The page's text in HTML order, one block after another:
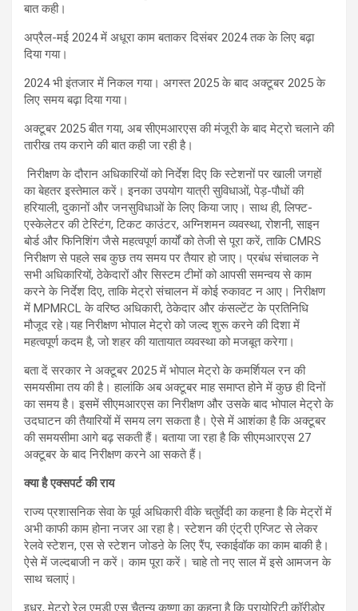
बात कही।
अप्रैल-मई 2024 में अधूरा काम बताकर दिसंबर 2024 तक के लिए बढ़ा
दिया गया।
2024 भी इंतजार में निकल गया। अगस्त 2025 के बाद अक्टूबर 2025 के
लिए समय बढ़ा दिया गया।
अक्टूबर 2025 बीत गया, अब सीएमआरएस की मंजूरी के बाद मेट्रो चलाने की
तारीख तय कराने की बात कही जा रही है।
निरीक्षण के दौरान अधिकारियों को निर्देश दिए कि स्टेशनों पर खाली जगहों
का बेहतर इस्तेमाल करें। इनका उपयोग यात्री सुविधाओं, पेड़-पौधों की
हरियाली, दुकानों और जनसुविधाओं के लिए किया जाए। साथ ही, लिफ्ट-
एस्केलेटर की टेस्टिंग, टिकट काउंटर, अग्निशमन व्यवस्था, रोशनी, साइन
बोर्ड और फिनिशिंग जैसे महत्वपूर्ण कार्यों को तेजी से पूरा करें, ताकि CMRS
निरीक्षण से पहले सब कुछ तय समय पर तैयार हो जाए। प्रबंध संचालक ने
सभी अधिकारियों, ठेकेदारों और सिस्टम टीमों को आपसी समन्वय से काम
करने के निर्देश दिए, ताकि मेट्रो संचालन में कोई रुकावट न आए। निरीक्षण
में MPMRCL के वरिष्ठ अधिकारी, ठेकेदार और कंसल्टेंट के प्रतिनिधि
मौजूद रहे।यह निरीक्षण भोपाल मेट्रो को जल्द शुरू करने की दिशा में
महत्वपूर्ण कदम है, जो शहर की यातायात व्यवस्था को मजबूत करेगा।
बता दें सरकार ने अक्टूबर 2025 में भोपाल मेट्रो के कमर्शियल रन की
समयसीमा तय की है। हालांकि अब अक्टूबर माह समाप्त होने में कुछ ही दिनों
का समय है। इसमें सीएमआरएस का निरीक्षण और उसके बाद भोपाल मेट्रो के
उदघाटन की तैयारियों में समय लग सकता है। ऐसे में आशंका है कि अक्टूबर
की समयसीमा आगे बढ़ सकती हैं। बताया जा रहा है कि सीएमआरएस 27
अक्टूबर के बाद निरीक्षण करने आ सकते हैं।
क्या है एक्सपर्ट की राय
राज्य प्रशासनिक सेवा के पूर्व अधिकारी वीके चतुर्वेदी का कहना है कि मेट्रों में
अभी काफी काम होना नजर आ रहा है। स्टेशन की एंट्री एग्जिट से लेकर
रेलवे स्टेशन, एस से स्टेशन जोडऩे के लिए रैंप, स्काईवॉक का काम बाकी है।
ऐसे में जल्दबाजी न करें। काम पूरा करें। चाहे तो नए साल में इसे आमजन के
साथ चलाएं।
इधर, मेट्रो रेल एमडी एस चैतन्य कृष्णा का कहना है कि प्रायोरिटी कॉरीडोर